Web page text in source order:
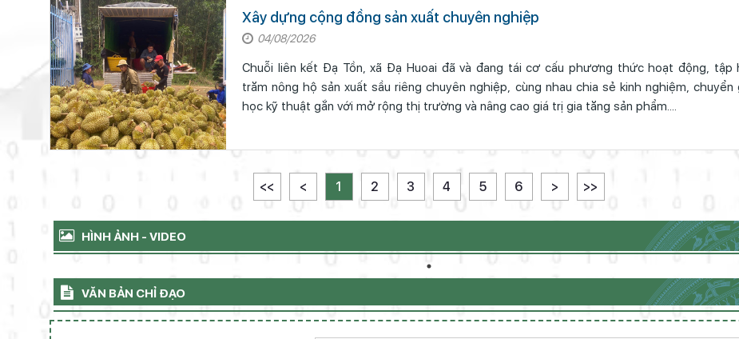
Xây dựng cộng đồng sản xuất chuyên nghiệp
04/08/2026
Chuỗi liên kết Đạ Tồn, xã Đạ Huoai đã và đang tái cơ cấu phương thức hoạt động, tập
trăm nông hộ sản xuất sầu riêng chuyên nghiệp, cùng nhau chia sẻ kinh nghiệm, chuyển
học kỹ thuật gắn với mở rộng thị trường và nâng cao giá trị gia tăng sản phẩm....
<< < 1 2 3 4 5 6 > >>
HÌNH ẢNH - VIDEO
VĂN BẢN CHỈ ĐẠO